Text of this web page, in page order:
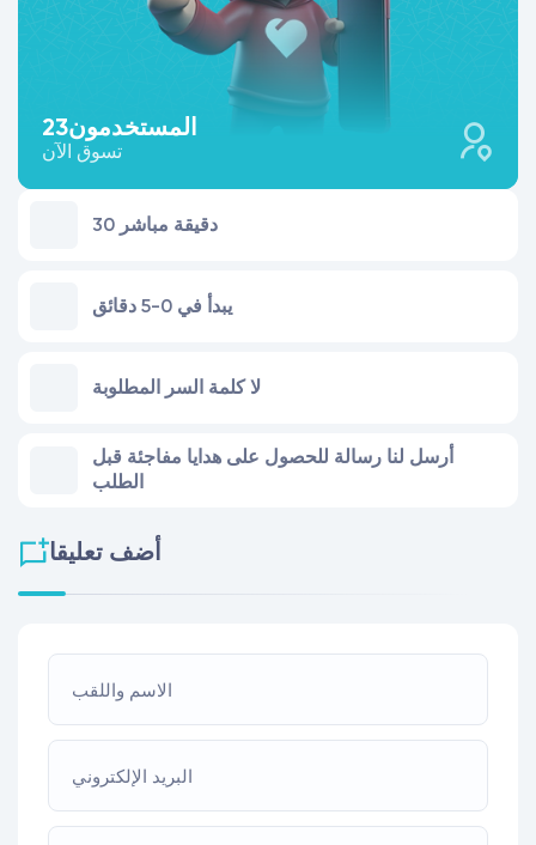
23المستخدمون
تسوق الآن
30 دقيقة مباشر
يبدأ في 0-5 دقائق
لا كلمة السر المطلوبة
أرسل لنا رسالة للحصول على هدايا مفاجئة قبل
الطلب
أضف تعليقا
الاسم واللقب
البريد الإلكتروني